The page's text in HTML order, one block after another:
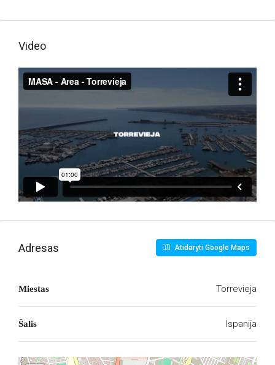
Video
Adresas Atidaryti Google Maps
Miestas Torrevieja
Šalis Ispanija